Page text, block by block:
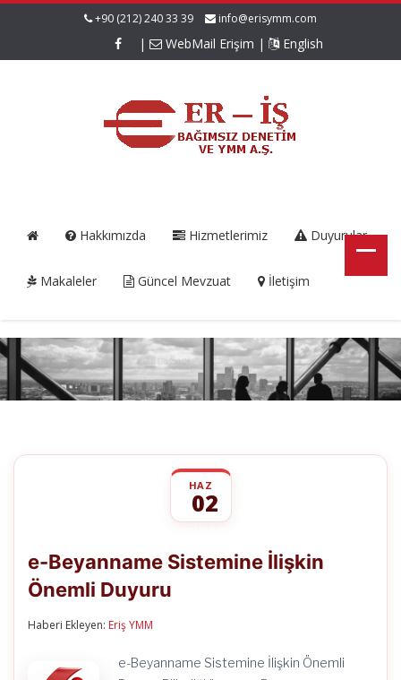
+90 (212) 240 33 39 info@erisymm.com
| WebMail Erişim | English
Hakkımızda Hizmetlerimiz Duyurular
Makaleler Güncel Mevzuat İletişim
HAZ
02
Sistemine
İlişkin
Önemli
e-Beyanname Sistemine İlişkin
Önemli Duyuru
Haberi Ekleyen: Eriş YMM
e-Beyanname Sistemine İlişkin Önemli